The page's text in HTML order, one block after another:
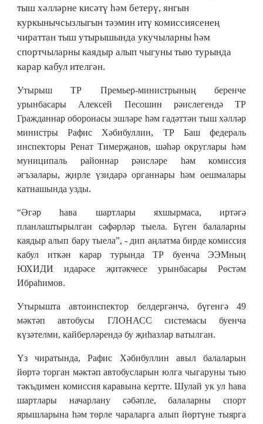
тыш хәлләрне кисәтү һәм бетерү, янгын
куркынычсызлыгын тәэмин итү комиссиясенең
чираттан тыш утырышында укучыларны һәм
спортчыларны каядыр алып чыгуны тыю турында
карар кабул ителгән.
Утырыш ТР Премьер-министрының беренче
урынбасары Алексей Песошин рәислегендә ТР
Гражданнар оборонасы эшләре һәм гадәттән тыш хәлләр
министры Рафис Хәбибуллин, ТР Баш федераль
инспекторы Ренат Тимерҗанов, шәһәр округлары һәм
муниципаль районнар рәисләре һәм комиссия
әгъзалары, җирле үзидарә органнары һәм оешмалары
катнашында узды.
“Әгәр һава шартлары яхшырмаса, иртәгә
планлаштырылган сәфәрләр тыела. Бүген балаларны
каядыр алып бару тыела”, - дип аңлатма бирде комиссия
кабул иткән карар турында ТР буенча ЭЭМның
ЮХИДИ идарәсе җитәкчесе урынбасары Рөстәм
Ибраһимов.
Утырышта автоинспектор белдергәнчә, бүгенгә 49
мәктәп автобусы ГЛОНАСС системасы буенча
күзәтелми, кайберләрендә бу җиһазлар ватылган.
Үз чиратында, Рафис Хәбибуллин авыл балаларын
йөртә торган мәктәп автобусларын юлга чыгаруны тыю
тәкъдимен комиссия каравына кертте. Шулай ук ул һава
шартлары начарлану сәбәпле, балаларны спорт
ярышларына һәм төрле чараларга алып йөртүне тыярга